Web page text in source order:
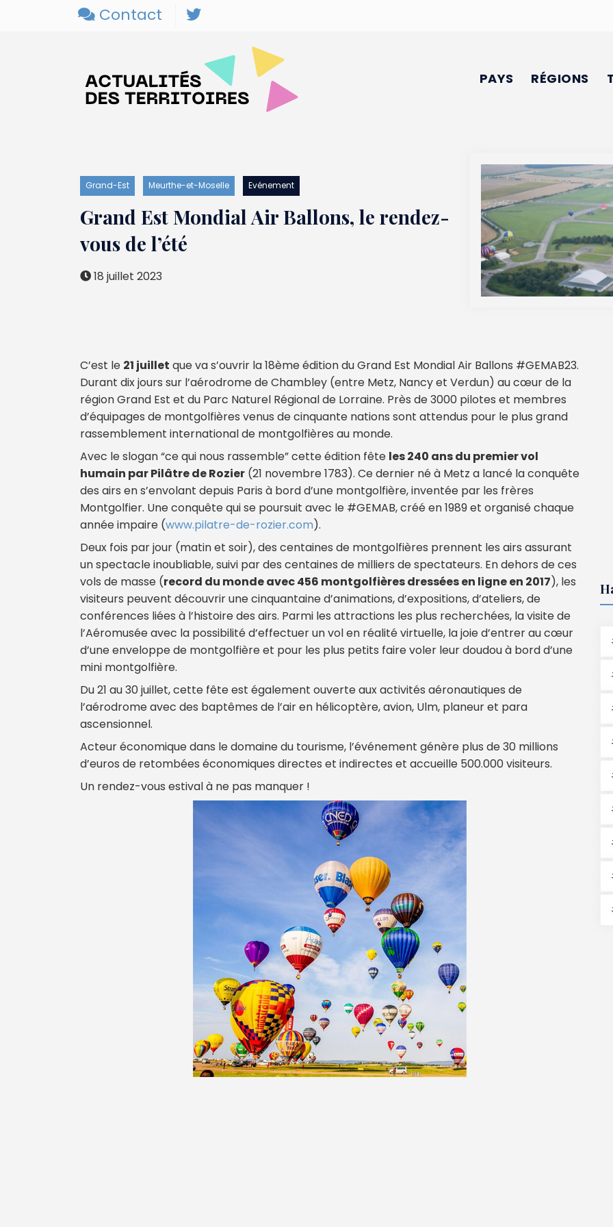
Contact
PAYS RÉGIONS
Grand-Est Meurthe-et-Moselle Evénement
Grand Est Mondial Air Ballons, le rendez-
vous de l’été
18 juillet 2023
C’est le 21 juillet que va s’ouvrir la 18ème édition du Grand Est Mondial Air Ballons #GEMAB23.
Durant dix jours sur l’aérodrome de Chambley (entre Metz, Nancy et Verdun) au cœur de la
région Grand Est et du Parc Naturel Régional de Lorraine. Près de 3000 pilotes et membres
d’équipages de montgolfières venus de cinquante nations sont attendus pour le plus grand
rassemblement international de montgolfières au monde.
Avec le slogan “ce qui nous rassemble” cette édition fête les 240 ans du premier vol
humain par Pilâtre de Rozier (21 novembre 1783). Ce dernier né à Metz a lancé la conquête
des airs en s’envolant depuis Paris à bord d’une montgolfière, inventée par les frères
Montgolfier. Une conquête qui se poursuit avec le #GEMAB, créé en 1989 et organisé chaque
année impaire (www.pilatre-de-rozier.com).
Deux fois par jour (matin et soir), des centaines de montgolfières prennent les airs assurant
un spectacle inoubliable, suivi par des centaines de milliers de spectateurs. En dehors de ces
vols de masse (record du monde avec 456 montgolfières dressées en ligne en 2017), les
visiteurs peuvent découvrir une cinquantaine d’animations, d’expositions, d’ateliers, de
conférences liées à l’histoire des airs. Parmi les attractions les plus recherchées, la visite de
l’Aéromusée avec la possibilité d’effectuer un vol en réalité virtuelle, la joie d’entrer au cœur
d’une enveloppe de montgolfière et pour les plus petits faire voler leur doudou à bord d’une
mini montgolfière.
Du 21 au 30 juillet, cette fête est également ouverte aux activités aéronautiques de
l’aérodrome avec des baptêmes de l’air en hélicoptère, avion, Ulm, planeur et para
ascensionnel.
Acteur économique dans le domaine du tourisme, l’événement génère plus de 30 millions
d’euros de retombées économiques directes et indirectes et accueille 500.000 visiteurs.
Un rendez-vous estival à ne pas manquer !